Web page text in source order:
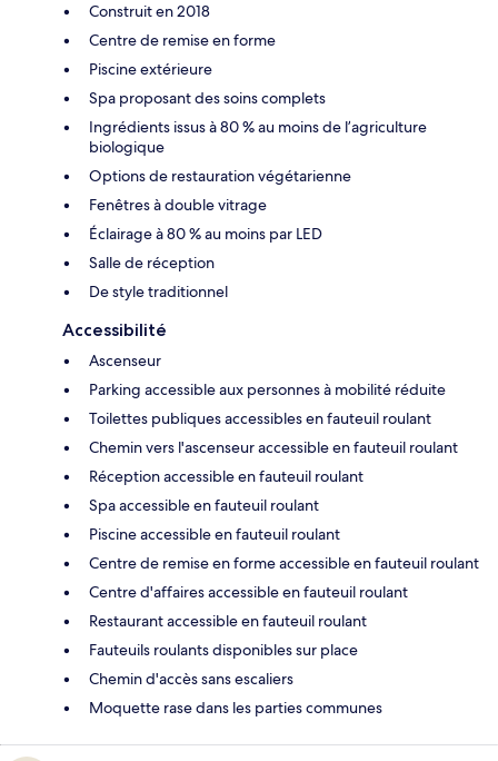
Construit en 2018
Centre de remise en forme
Piscine extérieure
Spa proposant des soins complets
Ingrédients issus à 80 % au moins de l’agriculture
biologique
Options de restauration végétarienne
Fenêtres à double vitrage
Éclairage à 80 % au moins par LED
Salle de réception
De style traditionnel
Accessibilité
Ascenseur
Parking accessible aux personnes à mobilité réduite
Toilettes publiques accessibles en fauteuil roulant
Chemin vers l'ascenseur accessible en fauteuil roulant
Réception accessible en fauteuil roulant
Spa accessible en fauteuil roulant
Piscine accessible en fauteuil roulant
Centre de remise en forme accessible en fauteuil roulant
Centre d'affaires accessible en fauteuil roulant
Restaurant accessible en fauteuil roulant
Fauteuils roulants disponibles sur place
Chemin d'accès sans escaliers
Moquette rase dans les parties communes